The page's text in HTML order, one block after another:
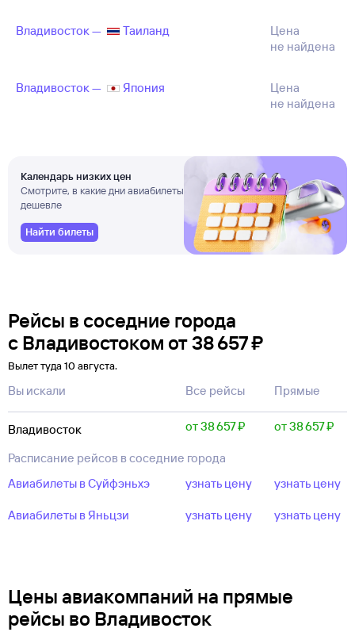
Владивосток — Таиланд
Цена
не найдена
Владивосток — Япония
Цена
не найдена
Календарь низких цен
Смотрите, в какие дни авиабилеты
дешевле
Найти билеты
Рейсы в соседние города
с Владивостоком от38 ⁠657 ⁠₽
Вылет туда 10 августа.
Вы искали Все рейсы Прямые
Владивосток от 38 ⁠657 ⁠₽ от 38 ⁠657 ⁠₽
Расписание рейсов в соседние города
Авиабилеты в Суйфэньхэ
узнать цену узнать цену
Авиабилеты в Яньцзи узнать цену узнать цену
Цены авиакомпаний на прямые
рейсы во Владивосток